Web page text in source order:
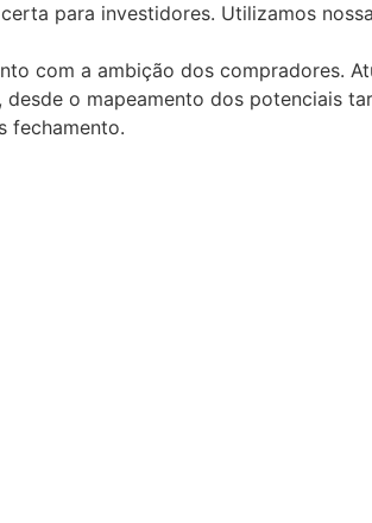
para investidores. Utilizamos
com a ambição dos compradores.
o mapeamento dos potenciais
fechamento.